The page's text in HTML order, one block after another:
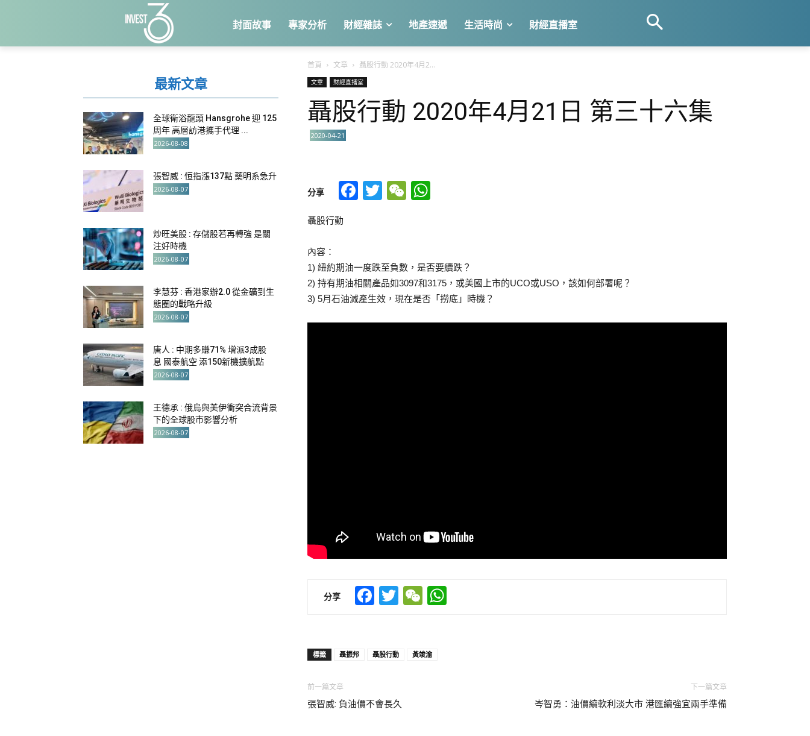
封面故事 專家分析 財經雜誌 地產速遞 生活時尚 財經直播室
首頁 文章 聶股行動 2020年4月2...
文章 財經直播室
聶股行動 2020年4月21日 第三十六集
2020-04-21
分享 Facebook
TwitterWeChat
聶股行動
內容：
1) 紐約期油一度跌至負數，是否要續跌？
2) 持有期油相關產品如3097和3175，或美國上市的UCO或USO，該如何部署呢？
3) 5月石油減產生效，現在是否「撈底」時機？
分享 Facebook
TwitterWeChat
標籤 聶振邦 聶股行動 黃竣渝
前一篇文章
張智威: 負油價不會長久
下一篇文章
岑智勇：油價續軟利淡大市 港匯續強宜兩手準備
最新文章
全球衛浴龍頭 Hansgrohe 迎 125
周年 高層訪港攜手代理 ...
2026-08-08
張智威 : 恒指漲137點 藥明系急升
2026-08-07
炒旺美股 : 存儲股若再轉強 是關
注好時機
2026-08-07
李慧芬 : 香港家辦2.0 從金礦到生
態圈的戰略升級
2026-08-07
唐人 : 中期多賺71% 增派3成股
息 國泰航空 添150新機擴航點
2026-08-07
王德承 : 俄烏與美伊衝突合流背景
下的全球股市影響分析
2026-08-07